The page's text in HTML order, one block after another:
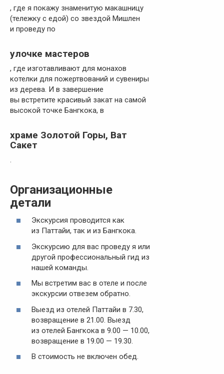
, где я покажу знаменитую макашницу
(тележку с едой) со звездой Мишлен
и проведу по
улочке мастеров
, где изготавливают для монахов
котелки для пожертвований и сувениры
из дерева. И в завершение
вы встретите красивый закат на самой
высокой точке Бангкока, в
храме Золотой Горы, Ват
Сакет
.
Организационные
детали
Экскурсия проводится как
из Паттайи, так и из Бангкока.
Экскурсию для вас проведу я или
другой профессиональный гид из
нашей команды.
Мы встретим вас в отеле и после
экскурсии отвезем обратно.
Выезд из отелей Паттайи в 7.30,
возвращение в 21.00. Выезд
из отелей Бангкока в 9.00 — 10.00,
возвращение в 19.00 — 19.30.
В стоимость не включен обед.